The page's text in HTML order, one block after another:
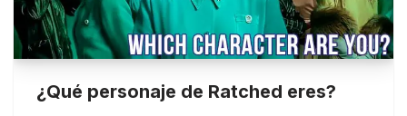
¿Qué personaje de Ratched eres?